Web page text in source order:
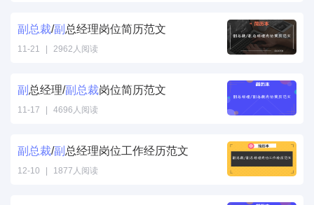
副 总裁/副 总经理岗位简历范文
11-21 2962人阅读
副 总经理/副 总裁岗位简历范文
11-17 4696人阅读
副 总裁/副 总经理岗位工作经历范文
12-10 1877人阅读